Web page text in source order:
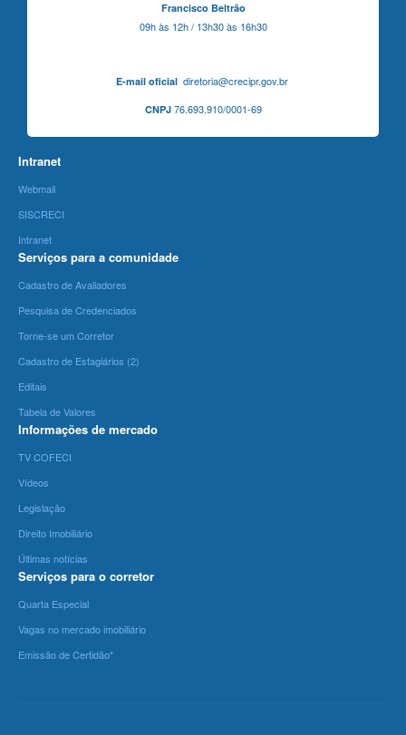
Francisco Beltrão
09h às 12h / 13h30 às 16h30
E-mail oficialdiretoria@crecipr.gov.br
CNPJ76.693.910/0001-69
Intranet
Webmail
SISCRECI
Intranet
Serviços para a comunidade
Cadastro de Avaliadores
Pesquisa de Credenciados
Torne-se um Corretor
Cadastro de Estagiários (2)
Editais
Tabela de Valores
Informações de mercado
TV COFECI
Vídeos
Legislação
Direito Imobiliário
Últimas notícias
Serviços para o corretor
Quarta Especial
Vagas no mercado imobiliário
Emissão de Certidão*